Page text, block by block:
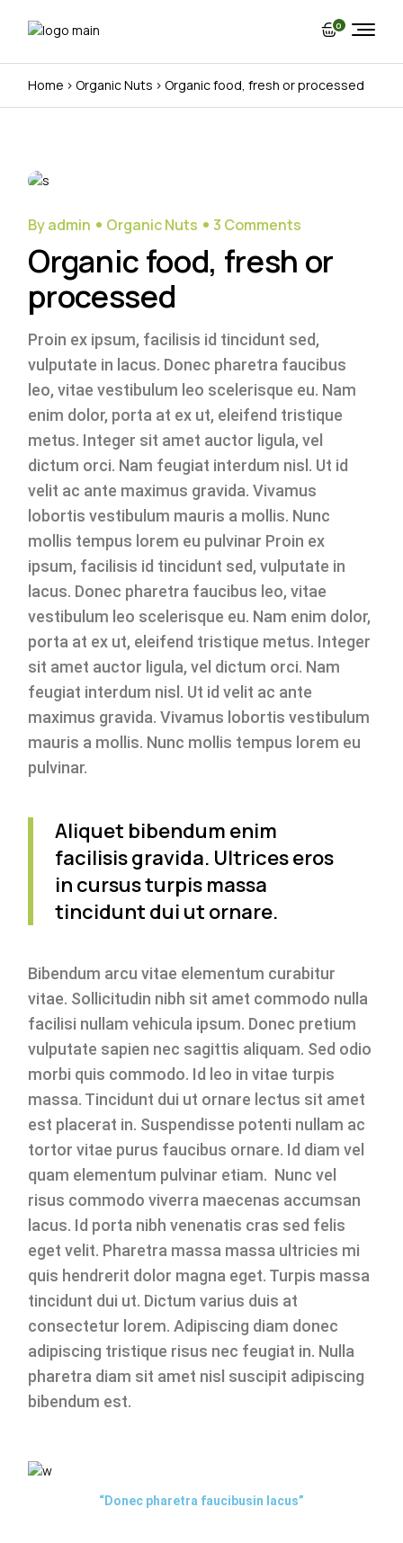
0
Home Organic Nuts Organic food, fresh or processed
By admin Organic Nuts 3 Comments
Organic food, fresh or
processed
Proin ex ipsum, facilisis id tincidunt sed,
vulputate in lacus. Donec pharetra faucibus
leo, vitae vestibulum leo scelerisque eu. Nam
enim dolor, porta at ex ut, eleifend tristique
metus. Integer sit amet auctor ligula, vel
dictum orci. Nam feugiat interdum nisl. Ut id
velit ac ante maximus gravida. Vivamus
lobortis vestibulum mauris a mollis. Nunc
mollis tempus lorem eu pulvinar Proin ex
ipsum, facilisis id tincidunt sed, vulputate in
lacus. Donec pharetra faucibus leo, vitae
vestibulum leo scelerisque eu. Nam enim dolor,
porta at ex ut, eleifend tristique metus. Integer
sit amet auctor ligula, vel dictum orci. Nam
feugiat interdum nisl. Ut id velit ac ante
maximus gravida. Vivamus lobortis vestibulum
mauris a mollis. Nunc mollis tempus lorem eu
pulvinar.
Aliquet bibendum enim
facilisis gravida. Ultrices eros
in cursus turpis massa
tincidunt dui ut ornare.
Bibendum arcu vitae elementum curabitur
vitae. Sollicitudin nibh sit amet commodo nulla
facilisi nullam vehicula ipsum. Donec pretium
vulputate sapien nec sagittis aliquam. Sed odio
morbi quis commodo. Id leo in vitae turpis
massa. Tincidunt dui ut ornare lectus sit amet
est placerat in. Suspendisse potenti nullam ac
tortor vitae purus faucibus ornare. Id diam vel
quam elementum pulvinar etiam. Nunc vel
risus commodo viverra maecenas accumsan
lacus. Id porta nibh venenatis cras sed felis
eget velit. Pharetra massa massa ultricies mi
quis hendrerit dolor magna eget. Turpis massa
tincidunt dui ut. Dictum varius duis at
consectetur lorem. Adipiscing diam donec
adipiscing tristique risus nec feugiat in. Nulla
pharetra diam sit amet nisl suscipit adipiscing
bibendum est.
“Donec pharetra faucibusin lacus”